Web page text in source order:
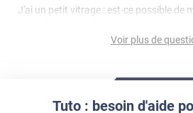
J'ai un petit vitrage : est-ce possible de
Voir plus de
Tuto : besoin d'aide